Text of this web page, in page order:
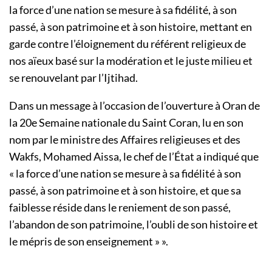
la force d’une nation se mesure à sa fidélité, à son
passé, à son patrimoine et à son histoire, mettant en
garde contre l’éloignement du référent religieux de
nos aïeux basé sur la modération et le juste milieu et
se renouvelant par l’Ijtihad.
Dans un message à l’occasion de l’ouverture à Oran de
la 20e Semaine nationale du Saint Coran, lu en son
nom par le ministre des Affaires religieuses et des
Wakfs, Mohamed Aissa, le chef de l’État a indiqué que
« la force d’une nation se mesure à sa fidélité à son
passé, à son patrimoine et à son histoire, et que sa
faiblesse réside dans le reniement de son passé,
l’abandon de son patrimoine, l’oubli de son histoire et
le mépris de son enseignement » ».